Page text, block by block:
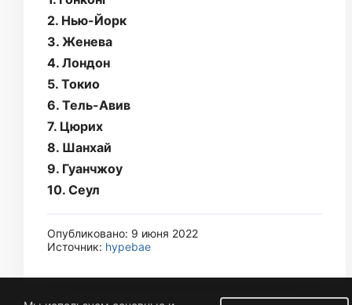
2. Нью-Йорк
3. Женева
4. Лондон
5. Токио
6. Тель-Авив
7. Цюрих
8. Шанхай
9. Гуанчжоу
10. Сеул
Опубликовано: 9 июня 2022
Источник: hypebae